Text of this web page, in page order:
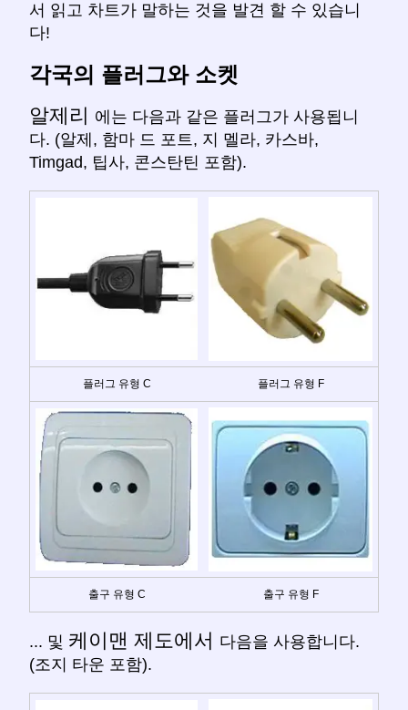
서 읽고 차트가 말하는 것을 발견 할 수 있습니
다!
각국의 플러그와 소켓
알제리 에는 다음과 같은 플러그가 사용됩니
다. (알제, 함마 드 포트, 지 멜라, 카스바,
Timgad, 팁사, 콘스탄틴 포함).
플러그 유형 C 플러그 유형 F
출구 유형 C 출구 유형 F
... 및 케이맨 제도에서 다음을 사용합니다.
(조지 타운 포함).